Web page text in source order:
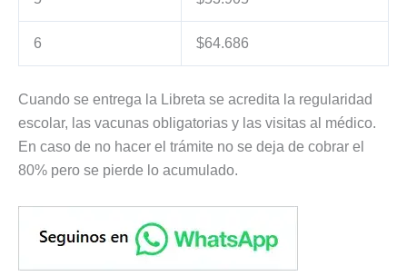
6 $64.686
Cuando se entrega la Libreta se acredita la regularidad
escolar, las vacunas obligatorias y las visitas al médico.
En caso de no hacer el trámite no se deja de cobrar el
80% pero se pierde lo acumulado.